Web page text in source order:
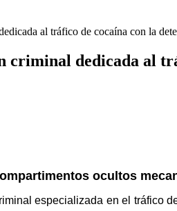
al tráfico de cocaína con la
dedicada al
ocultos
especializada en el tráfico